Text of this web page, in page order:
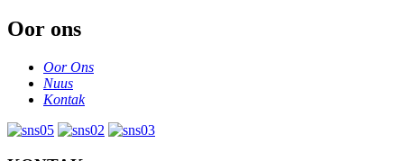
Oor ons
Oor Ons
Nuus
Kontak